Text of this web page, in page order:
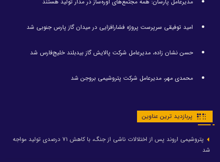
مدیرعامل پارسان: همه مجتمع‌های اوره‌ساز در مدار تولید هستند
امید توفیقی سرپرست پروژه فشارافزایی در میدان گاز پارس جنوبی شد
حسن نشان زاده، مدیرعامل شرکت پالایش گاز بیدبلند خلیج‌فارس شد
محمدی مهر، مدیرعامل شرکت پتروشیمی بروجن شد
پربازدید ترین عناوین
پتروشیمی اروند پس از اختلالات ناشی از جنگ، با کاهش ۷۱ درصدی تولید مواجه
شد